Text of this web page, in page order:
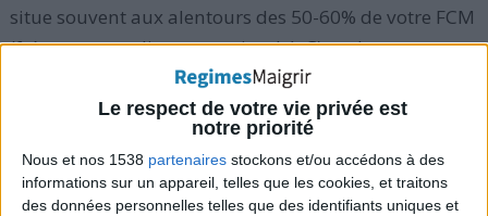
Le respect de votre vie privée est
notre priorité
Nous et nos 1538 partenaires stockons et/ou accédons à des
informations sur un appareil, telles que les cookies, et traitons
des données personnelles telles que des identifiants uniques et
situe souvent aux alentours des 50-60% de votre FCM
(fréquence cardiaque maximale). C'est dans cette
"zone" de travail que votre séance vous permettra de
solliciter davantage les graisses pour produire de
Dans les notices de ces cardiofréquencemètres, on